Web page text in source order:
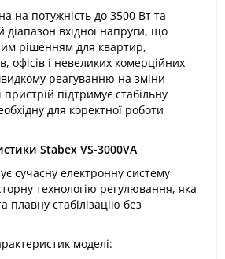
на потужність до 3500 Вт та
вхідної напруги, що
рішенням для квартир,
офісів і невеликих комерційних
реагуванню на зміни
підтримує стабільну
для коректної роботи
Stabex VS-3000VA
сучасну електронну систему
технологію регулювання, яка
плавну стабілізацію без
моделі: